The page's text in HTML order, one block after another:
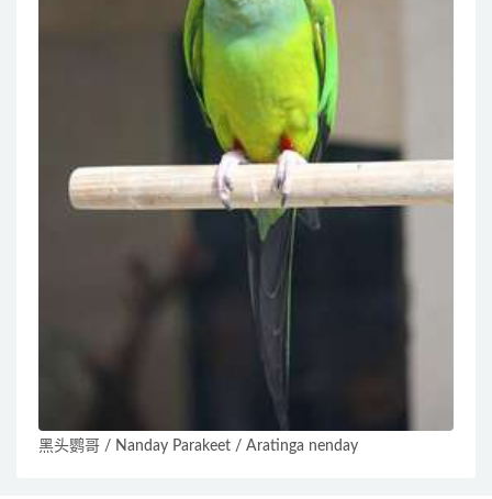
黑头鹦哥 / Nanday Parakeet / Aratinga nenday